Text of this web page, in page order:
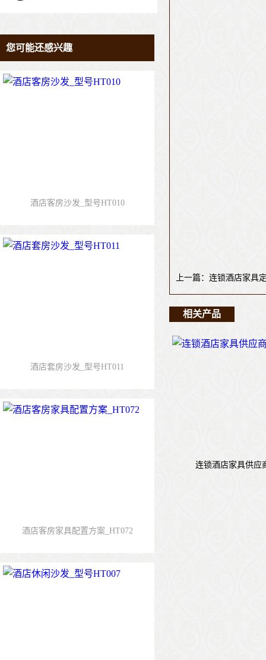
您可能还感兴趣
酒店客房沙发_型号HT010
酒店套房沙发_型号HT011
酒店客房家具配置方案_HT072
上一篇：连锁酒店家具
相关产品
连锁酒店家具供应